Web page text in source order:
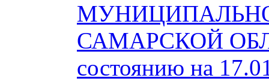
САМАРСКОЙ
состоянию на